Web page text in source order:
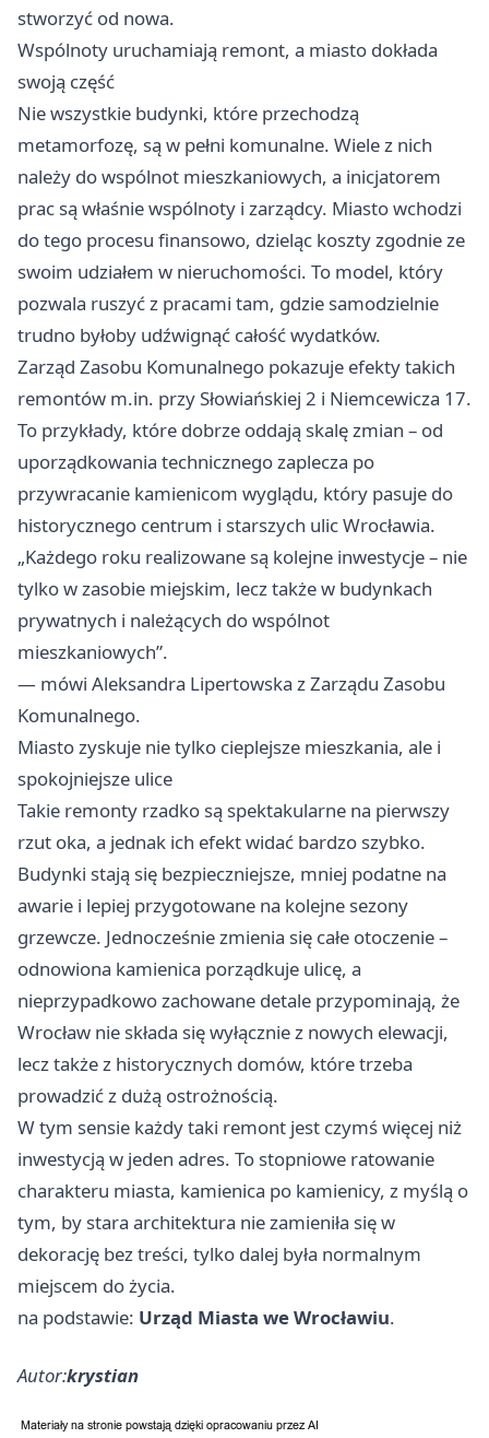
stworzyć od nowa.
Wspólnoty uruchamiają remont, a miasto dokłada
swoją część
Nie wszystkie budynki, które przechodzą
metamorfozę, są w pełni komunalne. Wiele z nich
należy do wspólnot mieszkaniowych, a inicjatorem
prac są właśnie wspólnoty i zarządcy. Miasto wchodzi
do tego procesu finansowo, dzieląc koszty zgodnie ze
swoim udziałem w nieruchomości. To model, który
pozwala ruszyć z pracami tam, gdzie samodzielnie
trudno byłoby udźwignąć całość wydatków.
Zarząd Zasobu Komunalnego pokazuje efekty takich
remontów m.in. przy Słowiańskiej 2 i Niemcewicza 17.
To przykłady, które dobrze oddają skalę zmian – od
uporządkowania technicznego zaplecza po
przywracanie kamienicom wyglądu, który pasuje do
historycznego centrum i starszych ulic Wrocławia.
„Każdego roku realizowane są kolejne inwestycje – nie
tylko w zasobie miejskim, lecz także w budynkach
prywatnych i należących do wspólnot
mieszkaniowych”.
— mówi Aleksandra Lipertowska z Zarządu Zasobu
Komunalnego.
Miasto zyskuje nie tylko cieplejsze mieszkania, ale i
spokojniejsze ulice
Takie remonty rzadko są spektakularne na pierwszy
rzut oka, a jednak ich efekt widać bardzo szybko.
Budynki stają się bezpieczniejsze, mniej podatne na
awarie i lepiej przygotowane na kolejne sezony
grzewcze. Jednocześnie zmienia się całe otoczenie –
odnowiona kamienica porządkuje ulicę, a
nieprzypadkowo zachowane detale przypominają, że
Wrocław nie składa się wyłącznie z nowych elewacji,
lecz także z historycznych domów, które trzeba
prowadzić z dużą ostrożnością.
W tym sensie każdy taki remont jest czymś więcej niż
inwestycją w jeden adres. To stopniowe ratowanie
charakteru miasta, kamienica po kamienicy, z myślą o
tym, by stara architektura nie zamieniła się w
dekorację bez treści, tylko dalej była normalnym
miejscem do życia.
na podstawie: Urząd Miasta we Wrocławiu.
Autor:krystian